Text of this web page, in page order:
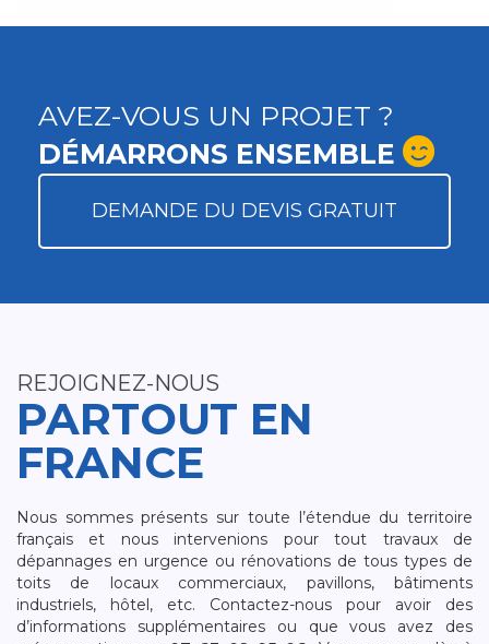
AVEZ-VOUS UN PROJET ?
DÉMARRONS ENSEMBLE
DEMANDE DU DEVIS GRATUIT
REJOIGNEZ-NOUS
PARTOUT EN
FRANCE
Nous sommes présents sur toute l’étendue du territoire
français et nous intervenions pour tout travaux de
dépannages en urgence ou rénovations de tous types de
toits de locaux commerciaux, pavillons, bâtiments
industriels, hôtel, etc. Contactez-nous pour avoir des
d’informations supplémentaires ou que vous avez des